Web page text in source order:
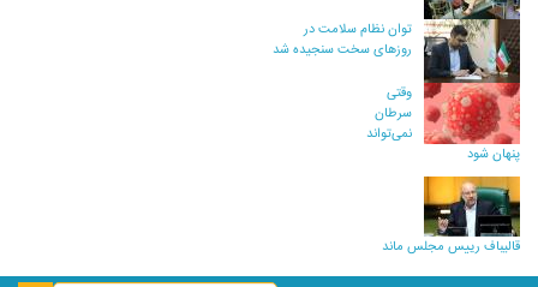
توان نظام سلامت در
روزهای سخت سنجیده شد
وقتی
سرطان
نمی‌تواند
پنهان شود
قالیباف رییس مجلس ماند